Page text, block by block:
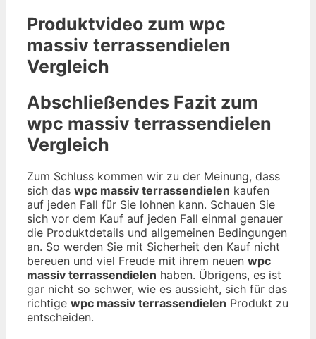
Produktvideo zum wpc
massiv terrassendielen
Vergleich
Abschließendes Fazit zum
wpc massiv terrassendielen
Vergleich
Zum Schluss kommen wir zu der Meinung, dass
sich das wpc massiv terrassendielen kaufen
auf jeden Fall für Sie lohnen kann. Schauen Sie
sich vor dem Kauf auf jeden Fall einmal genauer
die Produktdetails und allgemeinen Bedingungen
an. So werden Sie mit Sicherheit den Kauf nicht
bereuen und viel Freude mit ihrem neuen wpc
massiv terrassendielen haben. Übrigens, es ist
gar nicht so schwer, wie es aussieht, sich für das
richtige wpc massiv terrassendielen Produkt zu
entscheiden.